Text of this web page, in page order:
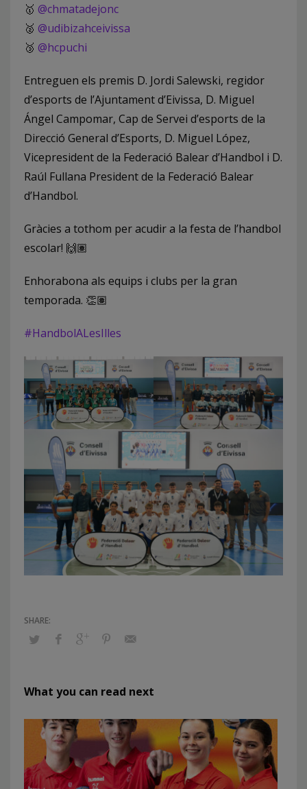
🥇 @chmatadejonc
🥈 @udibizahceivissa
🥉 @hcpuchi
Entreguen els premis D. Jordi Salewski, regidor
d’esports de l’Ajuntament d’Eivissa, D. Miguel
Ángel Campomar, Cap de Servei d’esports de la
Direcció General d’Esports, D. Miguel López,
Vicepresident de la Federació Balear d’Handbol i D.
Raúl Fullana President de la Federació Balear
d’Handbol.
Gràcies a tothom per acudir a la festa de l’handbol
escolar! 🙌🏽
Enhorabona als equips i clubs per la gran
temporada. 👏🏽
#HandbolALesIlles
What you can read next